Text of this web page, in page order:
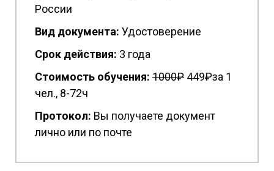
России
Вид документа: Удостоверение
Срок действия: 3 года
Стоимость обучения: 1000₽ 449₽за 1
чел., 8-72ч
Протокол: Вы получаете документ
лично или по почте